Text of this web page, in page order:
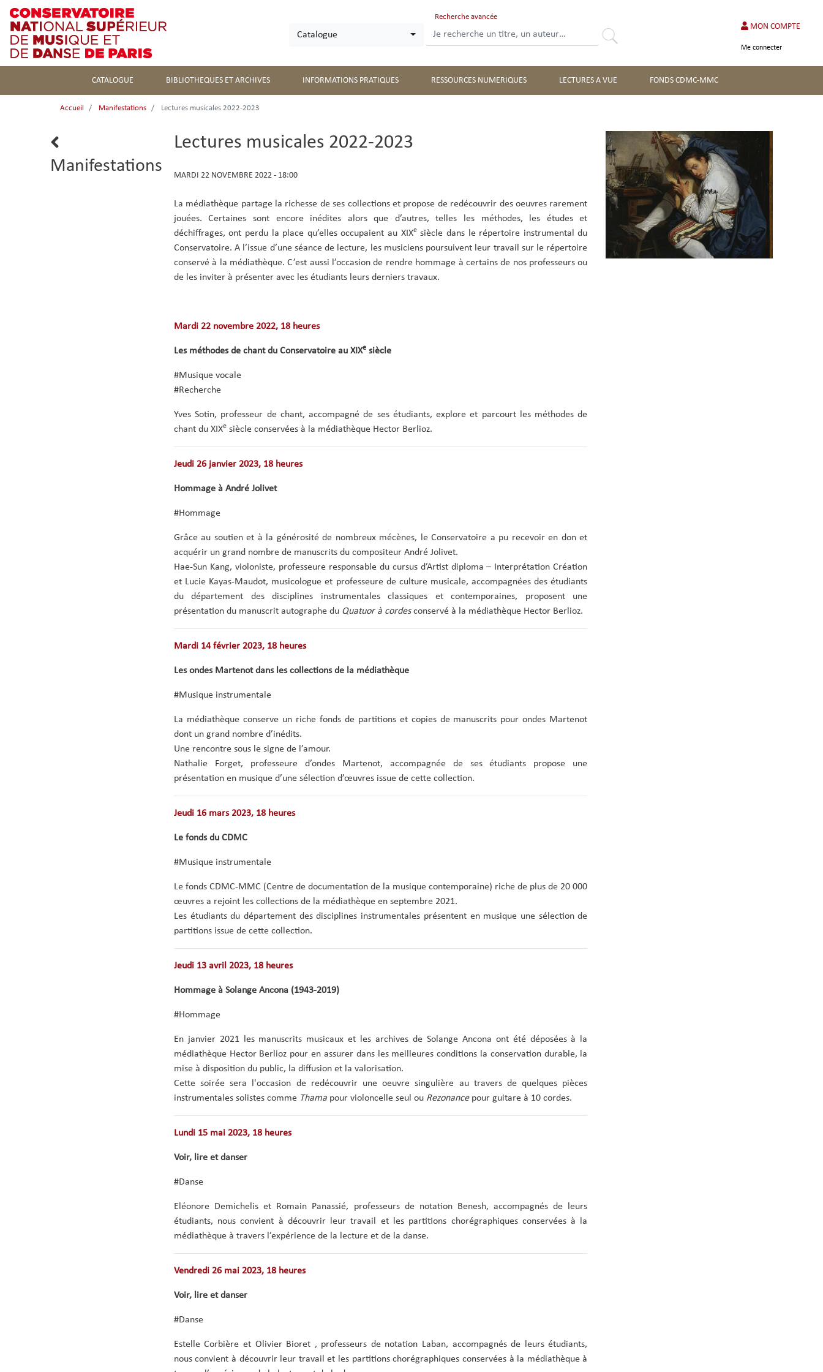
contenu
principal
Catalogue
Recherche avancée
Rechercher
MON COMPTE
Me connecter
CATALOGUE BIBLIOTHEQUES ET ARCHIVES INFORMATIONS PRATIQUES RESSOURCES NUMERIQUES LECTURES A VUE FONDS CDMC-MMC
Accueil Manifestations Lectures musicales 2022-2023
Lien
Manifestations
Lectures musicales 2022-2023
DATE
HEURE
DE
LA
MANIFESTATION
MARDI 22 NOVEMBRE 2022 - 18:00
La médiathèque partage la richesse de ses collections et propose de redécouvrir des oeuvres rarement
jouées. Certaines sont encore inédites alors que d’autres, telles les méthodes, les études et
déchiffrages, ont perdu la place qu’elles occupaient au XIXesiècle dans le répertoire instrumental du
Conservatoire. A l’issue d’une séance de lecture, les musiciens poursuivent leur travail sur le répertoire
conservé à la médiathèque. C’est aussi l’occasion de rendre hommage à certains de nos professeurs ou
de les inviter à présenter avec les étudiants leurs derniers travaux.
Mardi 22 novembre 2022, 18 heures
Les méthodes de chant du Conservatoire au XIXesiècle
#Musique vocale
#Recherche
Yves Sotin, professeur de chant, accompagné de ses étudiants, explore et parcourt les méthodes de
chant du XIXesiècle conservées à la médiathèque Hector Berlioz.
Jeudi 26 janvier 2023, 18 heures
Hommage à André Jolivet
#Hommage
Grâce au soutien et à la générosité de nombreux mécènes, le Conservatoire a pu recevoir en don et
acquérir un grand nombre de manuscrits du compositeur André Jolivet.
Hae-Sun Kang, violoniste, professeure responsable du cursus d’Artist diploma – Interprétation Création
et Lucie Kayas-Maudot, musicologue et professeure de culture musicale, accompagnées des étudiants
du département des disciplines instrumentales classiques et contemporaines, proposent une
présentation du manuscrit autographe du Quatuor à cordesconservé à la médiathèque Hector Berlioz.
Mardi 14 février 2023, 18 heures
Les ondes Martenot dans les collections de la médiathèque
#Musique instrumentale
La médiathèque conserve un riche fonds de partitions et copies de manuscrits pour ondes Martenot
dont un grand nombre d’inédits.
Une rencontre sous le signe de l’amour.
Nathalie Forget, professeure d’ondes Martenot, accompagnée de ses étudiants propose une
présentation en musique d’une sélection d’œuvres issue de cette collection.
Jeudi 16 mars 2023, 18 heures
Le fonds du CDMC
#Musique instrumentale
Le fonds CDMC-MMC (Centre de documentation de la musique contemporaine) riche de plus de 20 000
œuvres a rejoint les collections de la médiathèque en septembre 2021.
Les étudiants du département des disciplines instrumentales présentent en musique une sélection de
partitions issue de cette collection.
Jeudi 13 avril 2023, 18 heures
Hommage à Solange Ancona (1943-2019)
#Hommage
En janvier 2021 les manuscrits musicaux et les archives de Solange Ancona ont été déposées à la
médiathèque Hector Berlioz pour en assurer dans les meilleures conditions la conservation durable, la
mise à disposition du public, la diffusion et la valorisation.
Cette soirée sera l'occasion de redécouvrir une oeuvre singulière au travers de quelques pièces
instrumentales solistes comme Thama pour violoncelle seul ou Rezonancepour guitare à 10 cordes.
Lundi 15 mai 2023, 18 heures
Voir, lire et danser
#Danse
Eléonore Demichelis et Romain Panassié, professeurs de notation Benesh, accompagnés de leurs
étudiants, nous convient à découvrir leur travail et les partitions chorégraphiques conservées à la
médiathèque à travers l’expérience de la lecture et de la danse.
Vendredi 26 mai 2023, 18 heures
Voir, lire et danser
#Danse
Estelle Corbière et Olivier Bioret , professeurs de notation Laban, accompagnés de leurs étudiants,
nous convient à découvrir leur travail et les partitions chorégraphiques conservées à la médiathèque à
Image